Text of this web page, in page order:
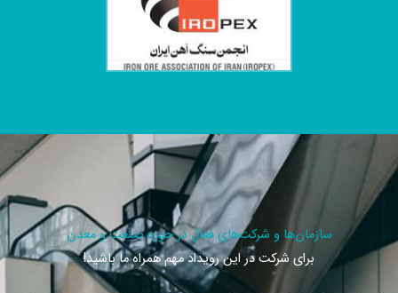
سازمان‌ها و شرکت‌های فعال در حوزه صنعت و معدن
برای شرکت در این رویداد مهم همراه ما باشید!